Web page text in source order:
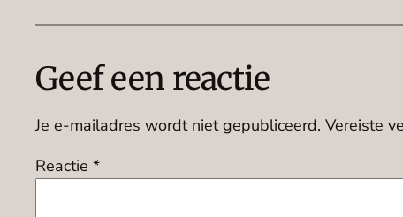
Geef een reactie
Je e-mailadres wordt niet gepubliceerd. Vereiste
Reactie *